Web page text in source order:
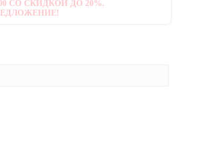
СО СКИДКОЙ ДО 20%.